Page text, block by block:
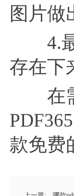
图片做
4.最
存在下
在需
款免费